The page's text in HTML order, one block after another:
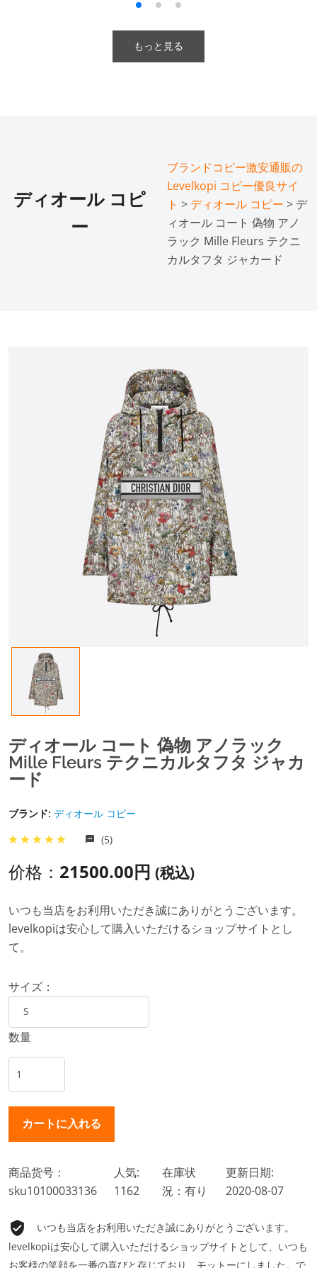
もっと見る
ディオール コピ
ー
ブランドコピー激安通販の
Levelkopi コピー優良サイ
ト > ディオール コピー > デ
ィオール コート 偽物 アノ
ラック Mille Fleurs テクニ
カルタフタ ジャカード
ディオール コート 偽物 アノラック
Mille Fleurs テクニカルタフタ ジャカ
ード
ブランド: ディオール コピー
(5)
价格： 21500.00円 (税込)
いつも当店をお利用いただき誠にありがとうございます。
levelkopiは安心して購入いただけるショップサイトとし
て。
サイズ：
数量
商品货号：
sku10100033136
人気:
1162
在庫状
況：有り
更新日期:
2020-08-07
いつも当店をお利用いただき誠にありがとうございます。
levelkopiは安心して購入いただけるショップサイトとして、いつも
お客様の笑顔を一番の喜びと存じており、モットーにしました。で